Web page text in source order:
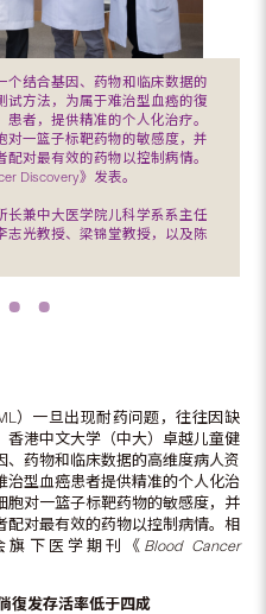
个结合基因、药物和临床数据的
试方法，为属于难治型血癌的復
者，提供精准的个人化治疗。
对一篮子标靶药物的敏感度，并
对最有效的药物以控制病情。
Discovery》发表。
长兼中大医学院儿科学系系主任
志光教授、梁锦堂教授，以及陈
）一旦出现耐药问题，往往因缺
港中文大学（中大）卓越儿童健
药物和临床数据的高维度病人资
型血癌患者提供精准的个人化治
对一篮子标靶药物的敏感度，并
对最有效的药物以控制病情。相
旗下医学期刊《 Blood Cancer
復发存活率低于四成